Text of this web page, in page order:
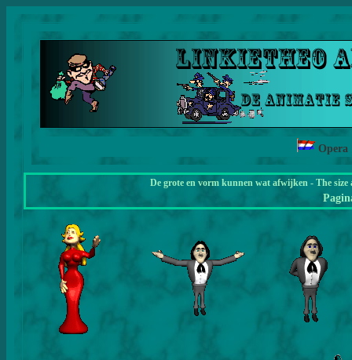
Opera
De grote en vorm kunnen wat afwijken - The